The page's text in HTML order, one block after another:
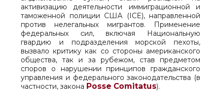
активизацию деятельности иммиграционной и
таможенной полиции США (ICE), направленной
против нелегальных мигрантов. Применение
федеральных сил, включая Национальную
гвардию и подразделения морской пехоты,
вызвало критику как со стороны американского
общества, так и за рубежом, став предметом
споров о нарушении принципов гражданского
управления и федерального законодательства (в
частности, закона Posse Comitatus).